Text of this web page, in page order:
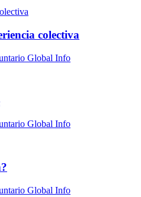
colectiva
Global Info
Global Info
Global Info